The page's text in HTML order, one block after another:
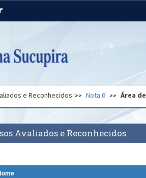
e Abastecimento
de Governo Gabinete de Segurança
e Reconhecidos Nota 6 Área
Avaliados e Reconhecidos